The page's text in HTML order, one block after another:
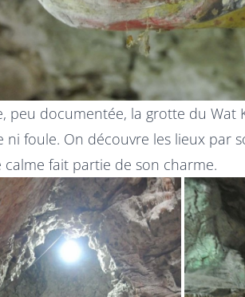
peu documentée, la grotte du Wat
ni foule. On découvre les lieux par
calme fait partie de son charme.